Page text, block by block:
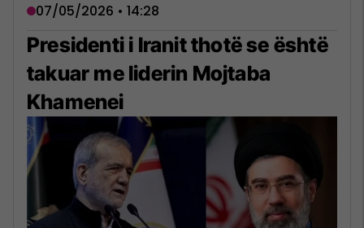
07/05/2026 • 14:28
Presidenti i Iranit thotë se është
takuar me liderin Mojtaba
Khamenei